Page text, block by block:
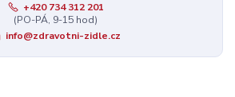
+420 734 312 201
(PO-PÁ, 9-15 hod)
info@zdravotni-zidle.cz